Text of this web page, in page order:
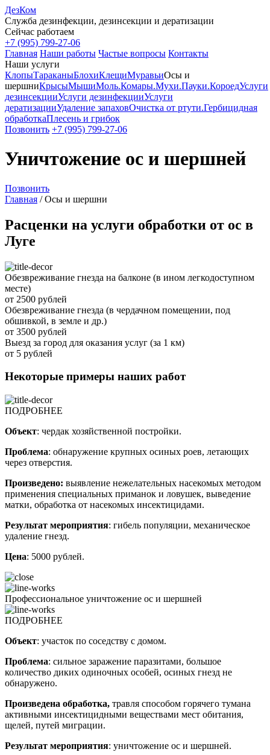
ДезКом
Служба дезинфекции, дезинсекции и дератизации
Сейчас работаем
+7 (995) 799-27-06
Главная Наши работы Частые вопросы Контакты
Наши услуги
КлопыТараканыБлохиКлещиМуравьиОсы и
шершниКрысыМышиМоль.Комары.Мухи.Пауки.КороедУслуги
дезинсекцииУслуги дезинфекцииУслуги
дератизацииУдаление запаховОчистка от ртути.Гербицидная
обработкаПлесень и грибок
Позвонить +7 (995) 799-27-06
Уничтожение ос и шершней
Позвонить
Главная /Осы и шершни
Расценки на услуги обработки от ос в
Луге
Обезвреживание гнезда на балконе (в ином легкодоступном
месте)
от 2500 рублей
Обезвреживание гнезда (в чердачном помещении, под
обшивкой, в земле и др.)
от 3500 рублей
Выезд за город для оказания услуг (за 1 км)
от 5 рублей
Некоторые примеры наших работ
ПОДРОБНЕЕ
Объект: чердак хозяйственной постройки.
Проблема: обнаружение крупных осиных роев, летающих
через отверстия.
Произведено: выявление нежелательных насекомых методом
применения специальных приманок и ловушек, выведение
матки, обработка от насекомых инсектицидами.
Результат мероприятия: гибель популяции, механическое
удаление гнезд.
Цена: 5000 рублей.
Профессиональное уничтожение ос и шершней
ПОДРОБНЕЕ
Объект: участок по соседству с домом.
Проблема: сильное заражение паразитами, большое
количество диких одиночных особей, осиных гнезд не
обнаружено.
Произведена обработка, травля способом горячего тумана
активными инсектицидными веществами мест обитания,
щелей, путей миграции.
Результат мероприятия: уничтожение ос и шершней.